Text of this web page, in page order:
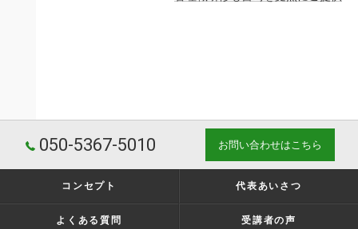
050-5367-5010 お問い合わせはこちら
コンセプト 代表あいさつ
よくある質問 受講者の声